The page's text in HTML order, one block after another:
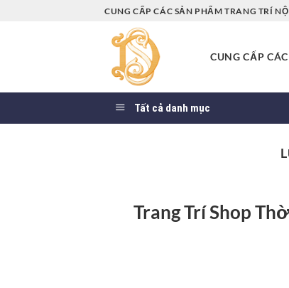
CUNG CẤP CÁC SẢN PHẨM TRANG TRÍ
CUNG CẤP
Tất cả danh mục
Trang Trí Shop